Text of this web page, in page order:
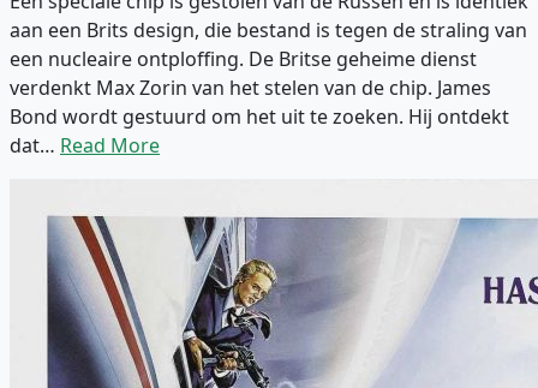
aan een Brits design, die bestand is tegen de straling van
een nucleaire ontploffing. De Britse geheime dienst
verdenkt Max Zorin van het stelen van de chip. James
Bond wordt gestuurd om het uit te zoeken. Hij ontdekt
dat… Read More